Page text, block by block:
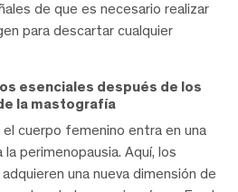
de que es necesario realizar
para descartar cualquier
esenciales después de los
la mastografía
cuerpo femenino entra en una
perimenopausia. Aquí, los
una nueva dimensión de